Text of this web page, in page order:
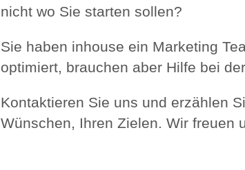
nicht wo Sie starten sollen?
Sie haben inhouse ein Marketing
optimiert, brauchen aber Hilfe bei
Kontaktieren Sie uns und erzählen
Wünschen, Ihren Zielen. Wir freuen